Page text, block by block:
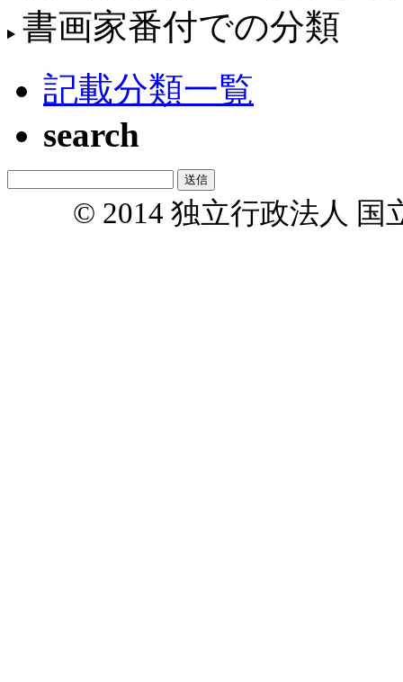
書画家番付での分類
記載分類一覧
search
© 2014 独立行政法人 国